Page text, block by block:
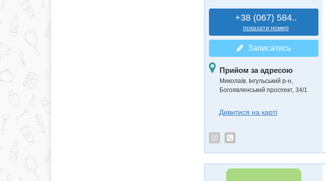
+38 (067) 584..
показати номер
Записатись
Прийом за адресою
Миколаїв, Інгульський р-н,
Богоявленський проспект, 34/1
Дивитися на карті